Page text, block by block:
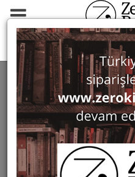
Monographs History